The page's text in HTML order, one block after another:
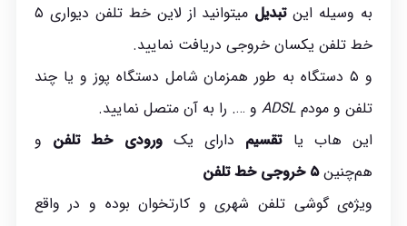
به وسیله اینتبدیل
میتوانید از لاین خط تلفن دیواری ۵
خط تلفن یکسان خروجی دریافت نمایید.
و ۵ دستگاه به طور همزمان شامل دستگاه پوز و یا چند
تلفن و مودم ADSLو …. را به آن متصل نمایید.
این هاب یاتقسیم دارای یکورودی خط تلفن و
هم‌چنین۵ خروجی خط تلفن
ویژه‌ی گوشی تلفن شهری و کارتخوان بوده و در واقع